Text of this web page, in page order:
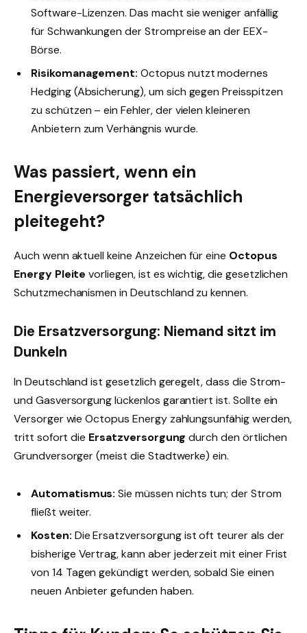
Software-Lizenzen. Das macht sie weniger anfällig
für Schwankungen der Strompreise an der EEX-
Börse.
Risikomanagement: Octopus nutzt modernes
Hedging (Absicherung), um sich gegen Preisspitzen
zu schützen – ein Fehler, der vielen kleineren
Anbietern zum Verhängnis wurde.
Was passiert, wenn ein
Energieversorger tatsächlich
pleitegeht?
Auch wenn aktuell keine Anzeichen für eine Octopus
Energy Pleite vorliegen, ist es wichtig, die gesetzlichen
Schutzmechanismen in Deutschland zu kennen.
Die Ersatzversorgung: Niemand sitzt im
Dunkeln
In Deutschland ist gesetzlich geregelt, dass die Strom-
und Gasversorgung lückenlos garantiert ist. Sollte ein
Versorger wie Octopus Energy zahlungsunfähig werden,
tritt sofort die Ersatzversorgung durch den örtlichen
Grundversorger (meist die Stadtwerke) ein.
Automatismus: Sie müssen nichts tun; der Strom
fließt weiter.
Kosten: Die Ersatzversorgung ist oft teurer als der
bisherige Vertrag, kann aber jederzeit mit einer Frist
von 14 Tagen gekündigt werden, sobald Sie einen
neuen Anbieter gefunden haben.